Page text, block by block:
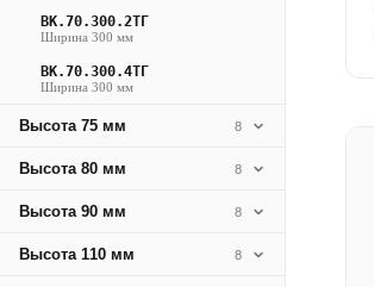
ВК.70.300.2ТГ
Ширина 300 мм
ВК.70.300.4ТГ
Ширина 300 мм
Высота 75 мм 8
Высота 80 мм 8
Высота 90 мм 8
Высота 110 мм 8